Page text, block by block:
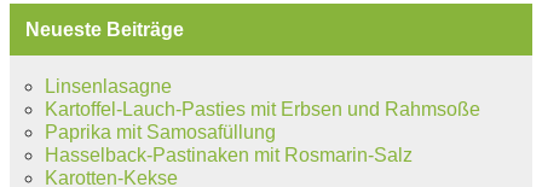
Neueste Beiträge
Linsenlasagne
Kartoffel-Lauch-Pasties mit Erbsen und Rahmsoße
Paprika mit Samosafüllung
Hasselback-Pastinaken mit Rosmarin-Salz
Karotten-Kekse